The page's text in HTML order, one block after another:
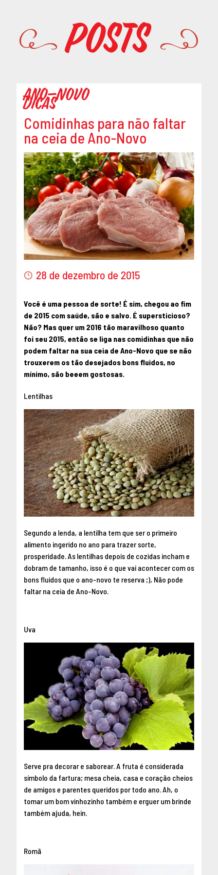
Posts
Ano-Novo
Dicas
Comidinhas para não faltar
na ceia de Ano-Novo
28 de dezembro de 2015
Você é uma pessoa de sorte! É sim, chegou ao fim
de 2015 com saúde, são e salvo. É supersticioso?
Não? Mas quer um 2016 tão maravilhoso quanto
foi seu 2015, então se liga nas comidinhas que não
podem faltar na sua ceia de Ano-Novo que se não
trouxerem os tão desejados bons fluidos, no
mínimo, são beeem gostosas.
Lentilhas
Segundo a lenda, a lentilha tem que ser o primeiro
alimento ingerido no ano para trazer sorte,
prosperidade. As lentilhas depois de cozidas incham e
dobram de tamanho, isso é o que vai acontecer com os
bons fluidos que o ano-novo te reserva ;), Não pode
faltar na ceia de Ano-Novo.
Uva
Serve pra decorar e saborear. A fruta é considerada
símbolo da fartura; mesa cheia, casa e coração cheios
de amigos e parentes queridos por todo ano. Ah, o
tomar um bom vinhozinho também e erguer um brinde
também ajuda, hein.
Romã